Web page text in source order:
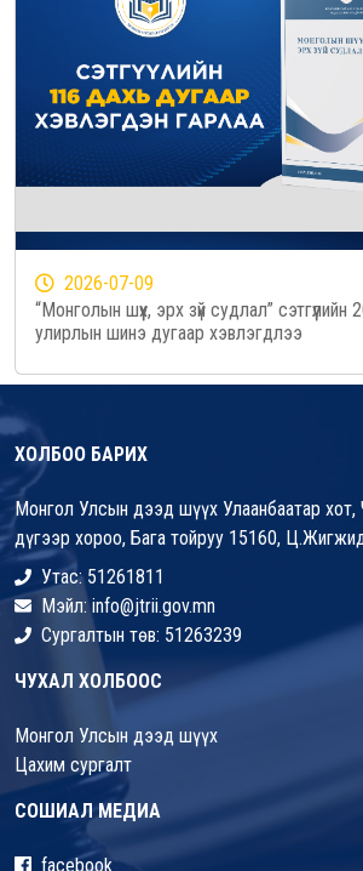
2026-07-09
“Монголын шүүх, эрх зүй судлал”
улирлын шинэ дугаар хэвлэгдлээ
ХОЛБОО БАРИХ
Монгол Улсын дээд шүүх Улаанбаатар хот,
дүгээр хороо, Бага тойруу 15160,
Утас: 51261811
Мэйл: info@jtrii.gov.mn
Сургалтын төв: 51263239
ЧУХАЛ ХОЛБООС
Монгол Улсын дээд шүүх
Цахим сургалт
СОШИАЛ МЕДИА
facebook